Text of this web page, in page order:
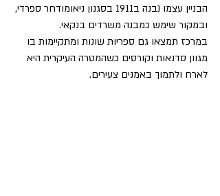
הבניין עצמו נבנה ב1911 בסגנון ניאומודחר ספרדי,
ובמקור שימש כמבנה משרדים בנקאי.
במרכז תמצאו גם ספריות שונות ומתקיימות בו
מגוון סדנאות וקורסים כשהמטרה העיקרית היא
לארח ולתמוך באמנים צעירים.